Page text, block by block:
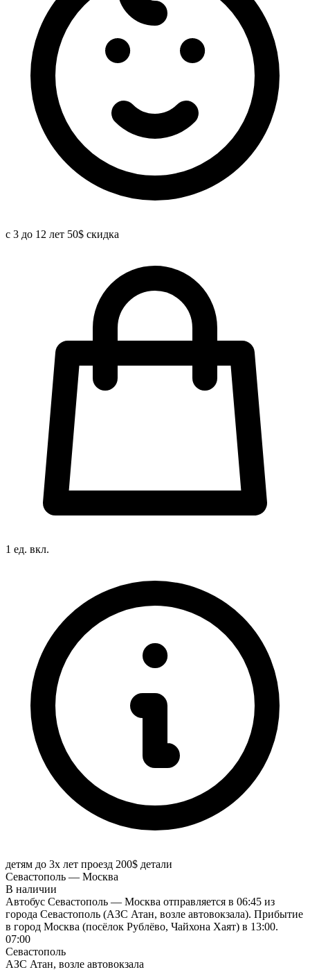
с 3 до 12 лет 50$ скидка
1 ед. вкл.
детям до 3х лет проезд 200$ детали
Севастополь — Москва
В наличии
Автобус Севастополь — Москва отправляется в 06:45 из
города Севастополь (АЗС Атан, возле автовокзала). Прибытие
в город Москва (посёлок Рублёво, Чайхона Хаят) в 13:00.
07:00
Севастополь
АЗС Атан, возле автовокзала